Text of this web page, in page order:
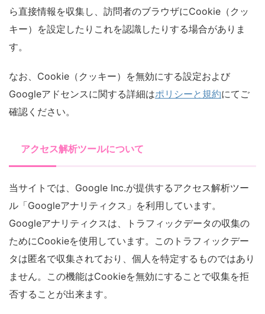
ら直接情報を収集し、訪問者のブラウザにCookie（クッ
キー）を設定したりこれを認識したりする場合がありま
す。
なお、Cookie（クッキー）を無効にする設定および
Googleアドセンスに関する詳細はポリシーと規約にてご
確認ください。
アクセス解析ツールについて
当サイトでは、Google Inc.が提供するアクセス解析ツー
ル「Googleアナリティクス」を利用しています。
Googleアナリティクスは、トラフィックデータの収集の
ためにCookieを使用しています。このトラフィックデー
タは匿名で収集されており、個人を特定するものではあり
ません。この機能はCookieを無効にすることで収集を拒
否することが出来ます。